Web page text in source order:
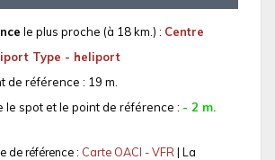
le plus proche (à 18 km.) : Centre
Type - heliport
de référence : 19 m.
le spot et le point de référence : - 2 m.
de référence : Carte OACI - VFR | La